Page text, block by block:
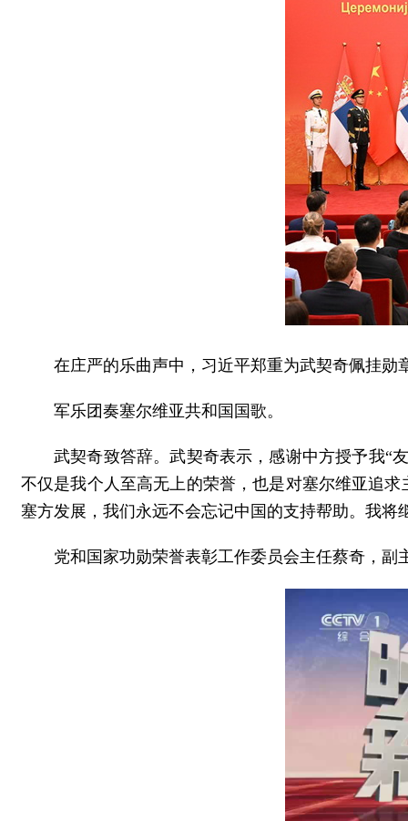
在庄严的乐曲声中，习近平郑重为武契奇佩挂
军乐团奏塞尔维亚共和国国歌。
武契奇致答辞。武契奇表示，感谢中方授予我“
不仅是我个人至高无上的荣誉，也是对塞尔维亚追
塞方发展，我们永远不会忘记中国的支持帮助。我
党和国家功勋荣誉表彰工作委员会主任蔡奇，